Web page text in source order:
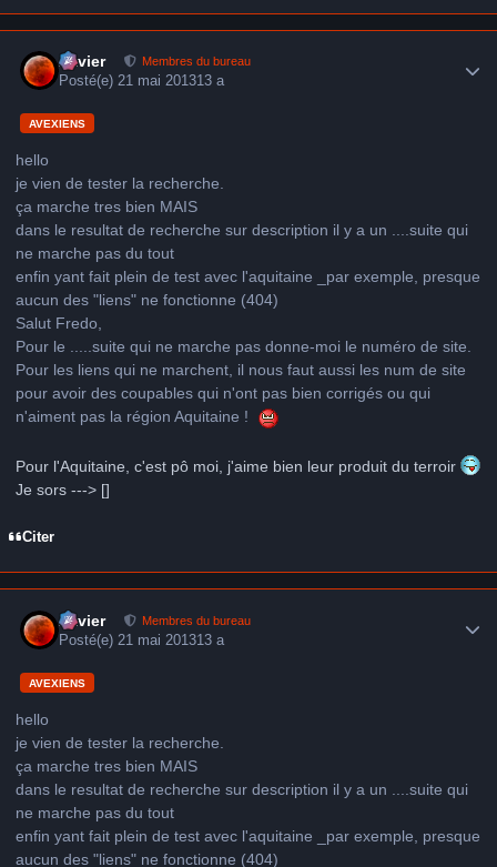
Xavier Membres du bureau
Posté(e)21 mai 201313 a
AVEXIENS
hello
je vien de tester la recherche.
ça marche tres bien MAIS
dans le resultat de recherche sur description il y a un ....suite qui
ne marche pas du tout
enfin yant fait plein de test avec l'aquitaine _par exemple, presque
aucun des "liens" ne fonctionne (404)
Salut Fredo,
Pour le .....suite qui ne marche pas donne-moi le numéro de site.
Pour les liens qui ne marchent, il nous faut aussi les num de site
pour avoir des coupables qui n'ont pas bien corrigés ou qui
n'aiment pas la région Aquitaine !
Pour l'Aquitaine, c'est pô moi, j'aime bien leur produit du terroir
Je sors ---> []
Citer
Xavier Membres du bureau
Posté(e)21 mai 201313 a
AVEXIENS
hello
je vien de tester la recherche.
ça marche tres bien MAIS
dans le resultat de recherche sur description il y a un ....suite qui
ne marche pas du tout
enfin yant fait plein de test avec l'aquitaine _par exemple, presque
aucun des "liens" ne fonctionne (404)